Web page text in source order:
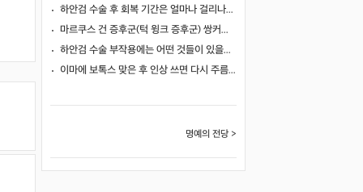
하안검 수술 후 회복 기간은 얼마나 걸리나요?
마르쿠스 건 증후군(턱 윙크 증후군) 쌍커풀 수술 가능 여부
하안검 수술 부작용에는 어떤 것들이 있을까요?
이마에 보톡스 맞은 후 인상 쓰면 다시 주름이 생길까요?
명예의 전당 >